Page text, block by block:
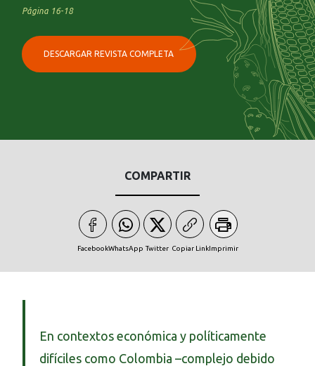
Página 16-18
DESCARGAR REVISTA COMPLETA
COMPARTIR
FacebookWhatsApp Twitter Copiar LinkImprimir
En contextos económica y políticamente
difíciles como Colombia –complejo debido